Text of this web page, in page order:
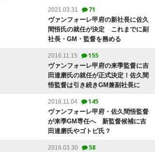
2021.03.31 71
ヴァンフォーレ甲府の新社長に佐久
間悟氏の就任が決定 これまでに副
社長・GM・監督を務める
2016.11.15 155
ヴァンフォーレ甲府の来季監督に吉
田達磨氏の就任が正式決定！佐久間
悟監督は引き続きGM兼副社長に
2016.11.04 145
ヴァンフォーレ甲府・佐久間悟監督
が来季GM専任へ 新監督候補に吉
田達磨氏やゴトビ氏？
2016.03.30 58